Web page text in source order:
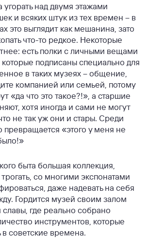
угорать над двумя этажами
и всяких штук из тех времен – в
это выглядит как мешанина, зато
что-то редкое. Некоторые
есть полки с личными вещами
подписаны специально для
в таких музеях – общение,
компанией или семьей, потому
«да что это такое?!», а старшие
хотя иногда и сами не могут
не так уж они и стары. Среди
превращается «этого у меня не
быта большая коллекция,
со многими экспонатами
даже надевать на себя
Гордится музей своим залом
где реально собрано
инструментов, которые
в советские времена.